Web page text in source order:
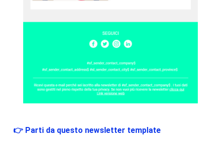
👉 Parti da questo newsletter template